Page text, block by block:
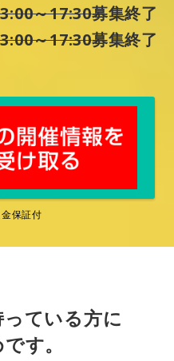
～17:30募集終了
～17:30募集終了
保証付
っている方に
す。